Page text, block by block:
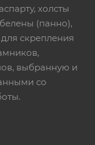
холсты
(панно),
скрепления
выбранную и
со